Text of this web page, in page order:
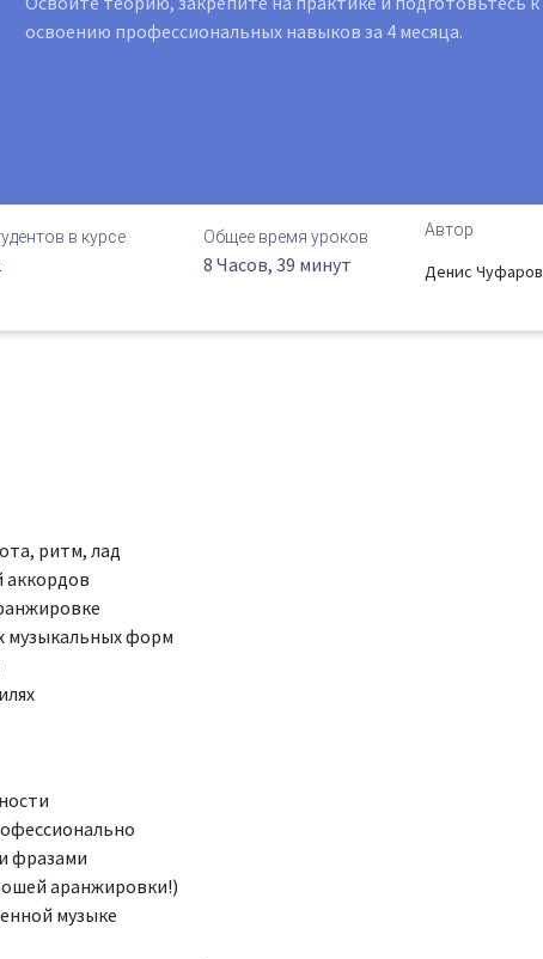
освоению профессиональных навыков за 4 месяца.
в курсе Общее время уроков
8 Часов, 39 минут
Автор
Денис Чуфаров
ритм, лад
аккордов
музыкальных форм
фразами
аранжировки!)
музыке